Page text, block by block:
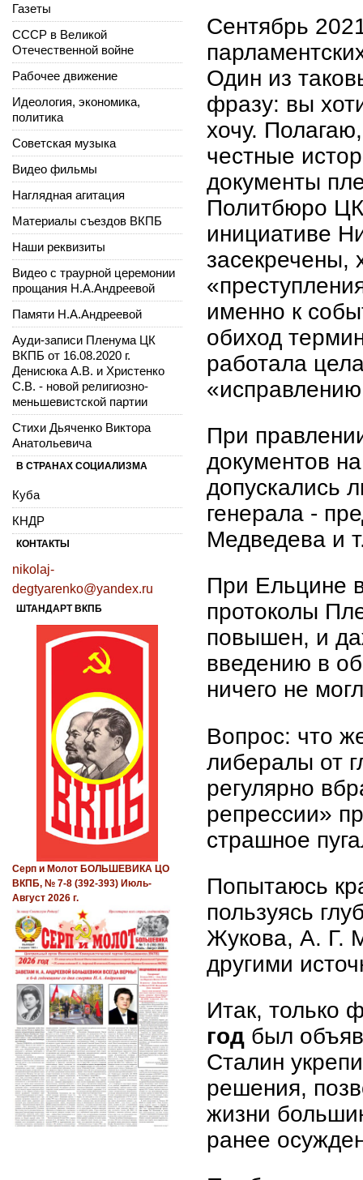
Сентябрь
Один из
фразу: вы
хочу.
честные
документы
Политбюро ЦК
инициативе
засекречены,
именно к
обиход
работала
При
документов
допускались
генерала -
Медведева и
При Ельцине
протоколы
повышен, и
введению в
ничего не
Вопрос: что
либералы от
регулярно
репрессии»
страшное
Попытаюсь
пользуясь
Жукова, А. Г.
другими
Итак, только
год был
Сталин
решения,
жизни
ранее
Газеты
СССР в Великой
Отечественной войне
Рабочее движение
Идеология, экономика,
политика
Советская музыка
Видео фильмы
Наглядная агитация
Материалы съездов ВКПБ
Наши реквизиты
Видео с траурной церемонии
прощания Н.А.Андреевой
Памяти Н.А.Андреевой
Ауди-записи Пленума ЦК
ВКПБ от 16.08.2020 г.
Денисюка А.В. и Христенко
С.В. - новой религиозно-
меньшевистской партии
Стихи Дьяченко Виктора
Анатольевича
В СТРАНАХ СОЦИАЛИЗМА
Куба
КНДР
КОНТАКТЫ
nikolaj-
degtyarenko@yandex.ru
ШТАНДАРТ ВКПБ
Серп и Молот БОЛЬШЕВИКА ЦО
ВКПБ, № 7-8 (392-393) Июль-
Август 2026 г.